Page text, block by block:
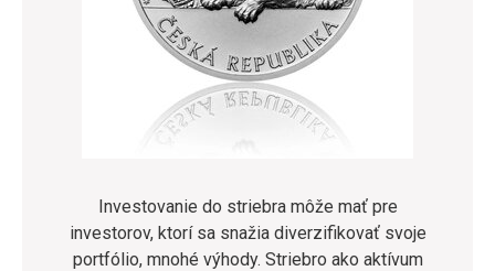
Investovanie do striebra môže mať pre
investorov, ktorí sa snažia diverzifikovať svoje
portfólio, mnohé výhody. Striebro ako aktívum